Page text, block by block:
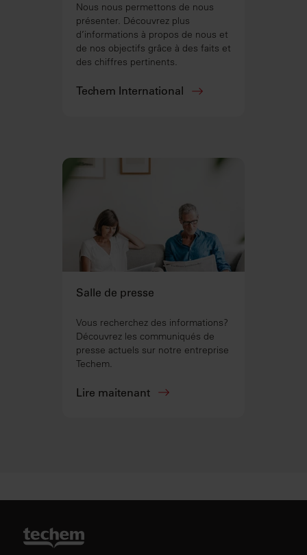
Nous nous permettons de nous
présenter. Découvrez plus
d’informations à propos de nous et
de nos objectifs grâce à des faits et
des chiffres pertinents.
Techem International
Salle de presse
Vous recherchez des informations?
Découvrez les communiqués de
presse actuels sur notre entreprise
Techem.
Lire maitenant